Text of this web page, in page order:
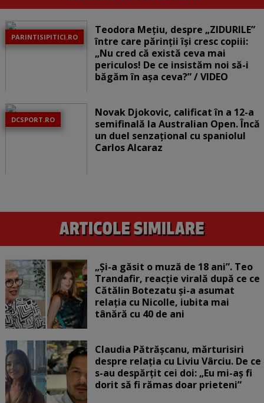
PARINTISIPITICI.RO
Teodora Mețiu, despre „ZIDURILE”
între care părinții își cresc copiii:
„Nu cred că există ceva mai
periculos! De ce insistăm noi să-i
băgăm în așa ceva?” / VIDEO
DCSPORT.RO
Novak Djokovic, calificat în a 12-a
semifinală la Australian Open. Încă
un duel senzațional cu spaniolul
Carlos Alcaraz
„Și-a găsit o muză de 18 ani”. Teo
Trandafir, reacție virală după ce ce
Cătălin Botezatu și-a asumat
relația cu Nicolle, iubita mai
tânără cu 40 de ani
Claudia Pătrășcanu, mărturisiri
despre relația cu Liviu Vârciu. De ce
s-au despărțit cei doi: „Eu mi-aș fi
dorit să fi rămas doar prieteni”